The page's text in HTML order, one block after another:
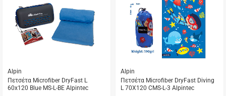
Alpin
Πετσέτα Microfiber DryFast L
60x120 Blue MS-L-BE Alpintec
Alpin
Πετσέτα Microfiber DryFast Diving
L 70X120 CMS-L-3 Alpintec